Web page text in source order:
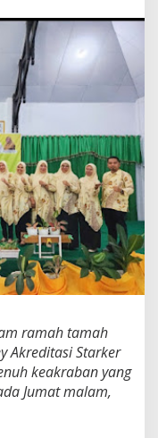
ramah tamah
Akreditasi Starker
keakraban yang
Jumat malam,